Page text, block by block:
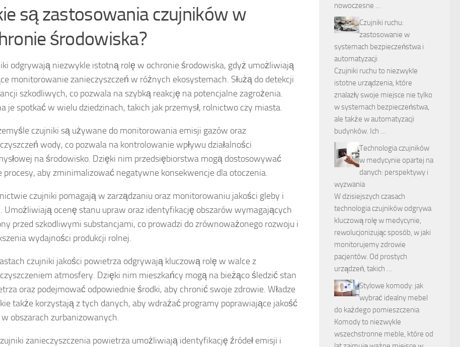
są zastosowania czujników w
środowiska?
odgrywają niezwykle istotną rolę w ochronie środowiska, gdyż umożliwiają
monitorowanie zanieczyszczeń w różnych ekosystemach. Służą do detekcji
szkodliwych, co pozwala na szybką reakcję na potencjalne zagrożenia.
je spotkać w wielu dziedzinach, takich jak przemysł, rolnictwo czy miasta.
czujniki są używane do monitorowania emisji gazów oraz
wody, co pozwala na kontrolowanie wpływu działalności
na środowisko. Dzięki nim przedsiębiorstwa mogą dostosowywać
procesy, aby zminimalizować negatywne konsekwencje dla otoczenia.
czujniki pomagają w zarządzaniu oraz monitorowaniu jakości gleby i
Umożliwiają ocenę stanu upraw oraz identyfikację obszarów wymagających
przed szkodliwymi substancjami, co prowadzi do zrównoważonego rozwoju i
wydajności produkcji rolnej.
czujniki jakości powietrza odgrywają kluczową rolę w walce z
atmosfery. Dzięki nim mieszkańcy mogą na bieżąco śledzić stan
oraz podejmować odpowiednie środki, aby chronić swoje zdrowie. Władze
także korzystają z tych danych, aby wdrażać programy poprawiające jakość
obszarach zurbanizowanych.
zanieczyszczenia powietrza umożliwiają identyfikację źródeł emisji i
nowoczesne …
Czujniki ruchu:
zastosowanie w
systemach bezpieczeństwa i
automatyzacji
Czujniki ruchu to niezwykle
istotne urządzenia, które
znalazły swoje miejsce nie tylko
w systemach bezpieczeństwa,
ale także w automatyzacji
budynków. Ich …
Technologia czujników
w medycynie opartej na
danych: perspektywy i
wyzwania
W dzisiejszych czasach
technologia czujników odgrywa
kluczową rolę w medycynie,
rewolucjonizując sposób, w jaki
monitorujemy zdrowie
pacjentów. Od prostych
urządzeń, takich …
Stylowe komody: jak
wybrać idealny mebel
do każdego pomieszczenia
Komody to niezwykle
wszechstronne meble, które od